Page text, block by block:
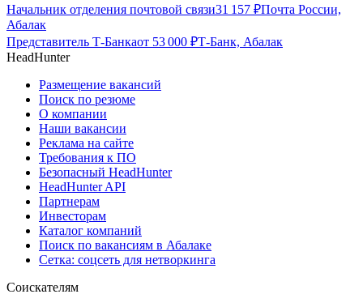
Начальник отделения почтовой связи31 157 ₽Почта России,
Абалак
Представитель Т-Банкаот 53 000 ₽Т-Банк, Абалак
HeadHunter
Размещение вакансий
Поиск по резюме
О компании
Наши вакансии
Реклама на сайте
Требования к ПО
Безопасный HeadHunter
HeadHunter API
Партнерам
Инвесторам
Каталог компаний
Поиск по вакансиям в Абалаке
Сетка: соцсеть для нетворкинга
Соискателям